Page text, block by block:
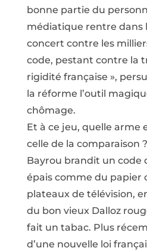
bonne partie du
médiatique rentre dans
concert contre les
code, pestant contre la
rigidité française »,
la réforme l’outil
chômage.
Et à ce jeu, quelle arme
celle de la comparaison
Bayrou brandit un code
épais comme du papier
plateaux de télévision,
du bon vieux Dalloz
fait un tabac. Plus
d’une nouvelle loi